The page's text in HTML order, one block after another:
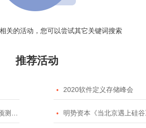
关的活动，您可以尝试其它关键词搜索
推荐活动
 2020软件定义存储峰会
赛  明势资本《当北京遇上硅谷》系列